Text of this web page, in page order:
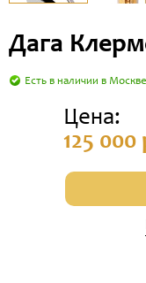
Дага
Есть в наличии в Москве
Цена:
125 000